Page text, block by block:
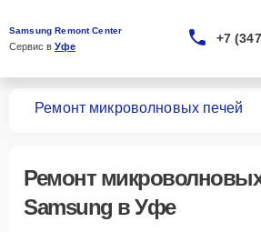
Samsung Remont Center
Сервис в Уфе
+7
Ремонт микроволновых печей
Ремонт
Samsung в Уфе